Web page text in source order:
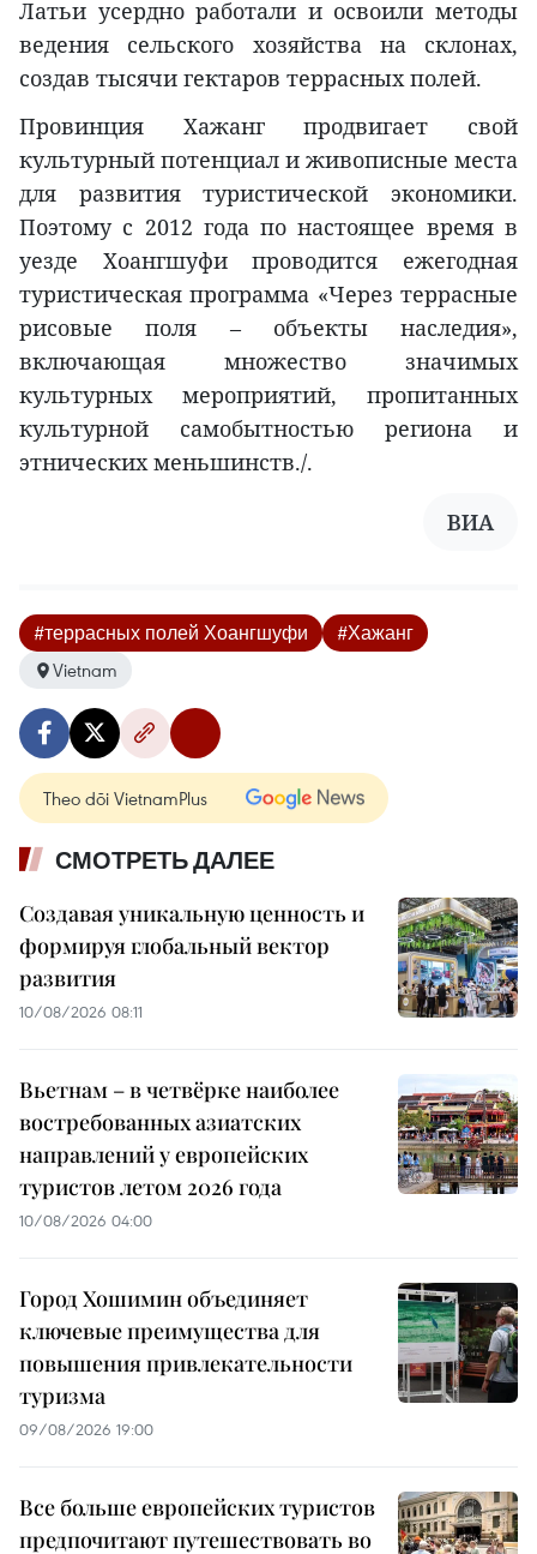
Латьи усердно работали и освоили методы
ведения сельского хозяйства на склонах,
создав тысячи гектаров террасных полей.
Провинция Хажанг продвигает свой
культурный потенциал и живописные места
для развития туристической экономики.
Поэтому с 2012 года по настоящее время в
уезде Хоангшуфи проводится ежегодная
туристическая программа «Через террасные
рисовые поля – объекты наследия»,
включающая множество значимых
культурных мероприятий, пропитанных
культурной самобытностью региона и
этнических меньшинств./.
ВИА
#террасных полей Хоангшуфи
#Хажанг
Vietnam
Theo dõi VietnamPlus
СМОТРЕТЬ ДАЛЕЕ
Создавая уникальную ценность и
формируя глобальный вектор
развития
10/08/2026 08:11
Вьетнам – в четвёрке наиболее
востребованных азиатских
направлений у европейских
туристов летом 2026 года
10/08/2026 04:00
Город Хошимин объединяет
ключевые преимущества для
повышения привлекательности
туризма
09/08/2026 19:00
Все больше европейских туристов
предпочитают путешествовать во